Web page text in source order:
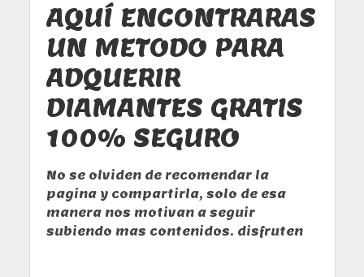
AQUÍ ENCONTRARAS
UN METODO PARA
ADQUERIR
DIAMANTES GRATIS
100% SEGURO
No se olviden de recomendar la
pagina y compartirla, solo de esa
manera nos motivan a seguir
subiendo mas contenidos. disfruten